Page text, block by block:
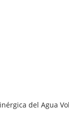
del Agua